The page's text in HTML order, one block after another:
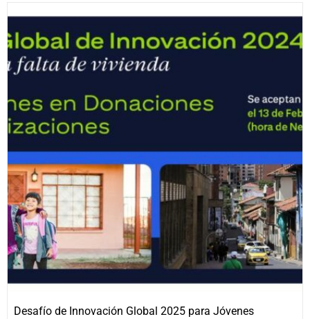
Desafío de Innovación Global 2025 para Jóvenes